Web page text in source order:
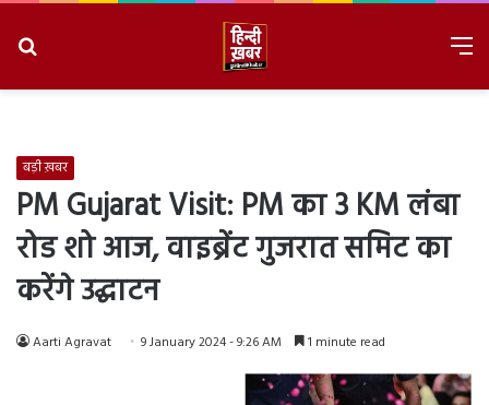
बड़ी ख़बर
PM Gujarat Visit: PM का 3 KM लंबा
रोड शो आज, वाइब्रेंट गुजरात समिट का
करेंगे उद्घाटन
Aarti Agravat 9 January 2024 - 9:26 AM 1 minute read